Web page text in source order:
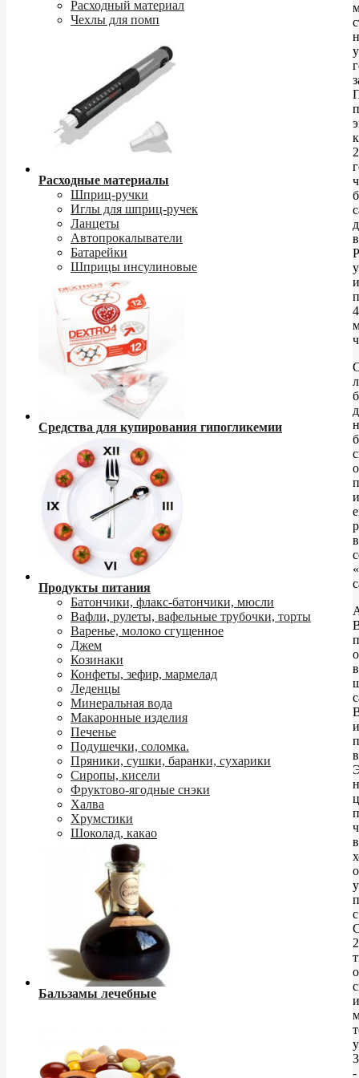
Расходный материал
Чехлы для помп
Расходные материалы
Шприц-ручки
Иглы для шприц-ручек
Ланцеты
Автопрокалыватели
Батарейки
Шприцы инсулиновые
Средства для купирования гипогликемии
Продукты питания
Батончики, флакс-батончики, мюсли
Вафли, рулеты, вафельные трубочки, торты
Варенье, молоко сгущенное
Джем
Козинаки
Конфеты, зефир, мармелад
Леденцы
Минеральная вода
Макаронные изделия
Печенье
Подушечки, соломка.
Пряники, сушки, баранки, сухарики
Сиропы, кисели
Фруктово-ягодные снэки
Халва
Хрумстики
Шоколад, какао
Бальзамы лечебные
к
в
и
в
в
в
в
у
с
2
у
-